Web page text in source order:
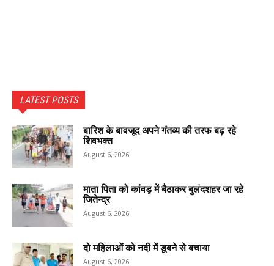
LATEST POSTS
बारिश के बावजूद अपने गंतव्य की तरफ बढ़ रहे
शिवभक्त
August 6, 2026
माता पिता को कांवड़ में बैठाकर बुलंदशहर जा रहे
जितेन्द्र
August 6, 2026
दो महिलाओं को नदी में डूबने से बचाया
August 6, 2026